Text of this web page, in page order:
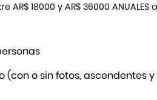
18000 y AR$ 36000
o sin fotos, ascendentes